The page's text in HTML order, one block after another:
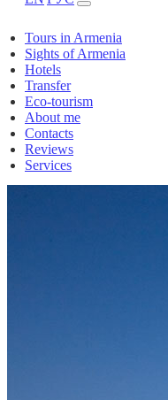
Tours in Armenia
Sights of Armenia
Hotels
Transfer
Eco-tourism
About me
Contacts
Reviews
Services